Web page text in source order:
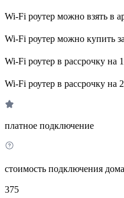
Wi-Fi роутер можно взять в
Wi-Fi роутер можно купить
Wi-Fi роутер в рассрочку на
Wi-Fi роутер в рассрочку на
платное подключение
стоимость подключения
375